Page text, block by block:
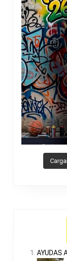
AYUDAS